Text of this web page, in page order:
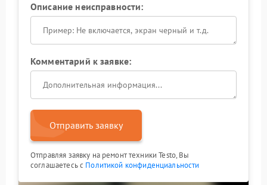
Описание неисправности:
Комментарий к заявке:
Отправить заявку
Отправляя заявку на ремонт техники Testo, Вы
соглашаетесь с Политикой конфиденциальности